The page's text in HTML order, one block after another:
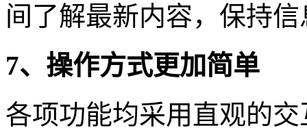
间了解最新内容，保持
7、操作方式更加简单
各项功能均采用直观的